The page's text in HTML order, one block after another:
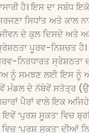
ਹੈ। ਇਸ ਦਾ ਸਬੰਧ
ਸਿਧਾਂਤ ਅਤੇ ਕਾਲ
ਦੇ ਕੁਲ ਦਿਸਦੇ ਅਤੇ
ਪੂਰਵ-ਨਿਸ਼ਚਤ ਹੈ।
ਨਿਰਧਾਰਤ ਸ੍ਰੇਸ਼ਠਤਾ
ਨੂੰ ਸਮਝਣ ਲਈ ਇਸ ਨੂੰ
ਮੰਡਲ ਦੇ ਨੱਬੇਵੇਂ ਸਤੋਤ੍ਰ
ਪੈਰਾਂ ਵਾਲੇ ਇਕ
‘ਪੁਰਸ਼ ਸੂਕਤ’ ਵਿਚ
‘ਪੁਰਸ਼ ਸੂਕਤ’ ਦੀਆਂ